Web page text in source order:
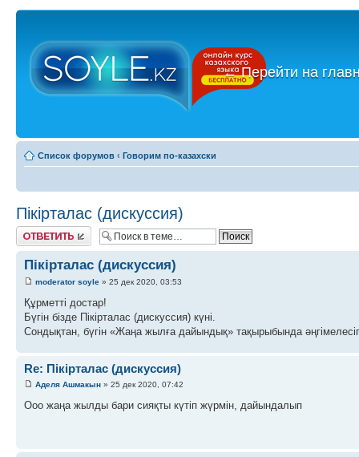
←Перейти на
Список форумов ‹ Говорим по-казахски
Пікірталас (дискуссия)
Ответить
Пікірталас (дискуссия)
moderator soyle » 25 дек 2020, 03:53
Құрметті достар!
Бүгін бізде Пікірталас (дискуссия) күні.
Сондықтан, бүгін «Жаңа жылға дайындық» тақырыбында
Re: Пікірталас (дискуссия)
Аделя Ашмакын » 25 дек 2020, 07:42
Ооо жаңа жылды бари сияқты күтіп жүрмін, дайындалып